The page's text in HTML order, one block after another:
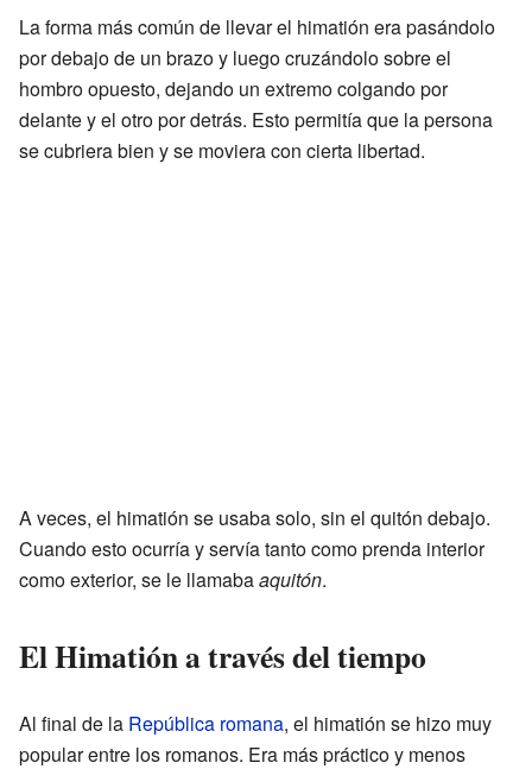
La forma más común de llevar el himatión era pasándolo
por debajo de un brazo y luego cruzándolo sobre el
hombro opuesto, dejando un extremo colgando por
delante y el otro por detrás. Esto permitía que la persona
se cubriera bien y se moviera con cierta libertad.
A veces, el himatión se usaba solo, sin el quitón debajo.
Cuando esto ocurría y servía tanto como prenda interior
como exterior, se le llamabaaquitón.
El Himatión a través del tiempo
Al final de la República romana, el himatión se hizo muy
popular entre los romanos. Era más práctico y menos